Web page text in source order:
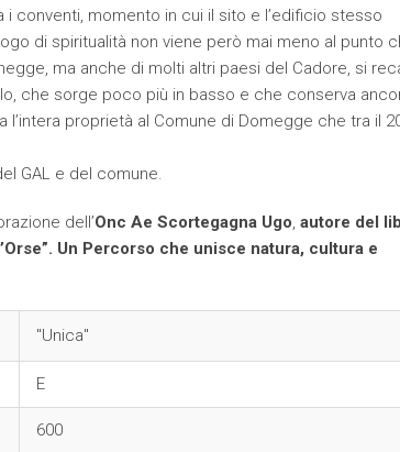
conventi, momento in cui il sito e l’edificio stesso
di spiritualità non viene però mai meno al punto
ma anche di molti altri paesi del Cadore, si
che sorge poco più in basso e che conserva
proprietà al Comune di Domegge che tra il
GAL e del comune.
dell’Onc Ae Scortegagna Ugo, autore del
Un Percorso che unisce natura, cultura e
"Unica"
E
600